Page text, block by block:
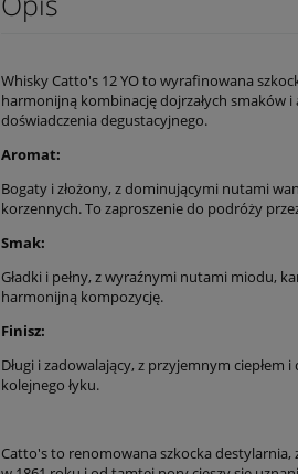
Whisky Catto's 12 YO to wyrafinowana
harmonijną kombinację dojrzałych smaków
doświadczenia degustacyjnego.
Aromat:
Bogaty i złożony, z dominującymi nutami
korzennych. To zaproszenie do podróży
Smak:
Gładki i pełny, z wyraźnymi nutami miodu,
harmonijną kompozycję.
Finisz:
Długi i zadowalający, z przyjemnym
kolejnego łyku.
Catto's to renomowana szkocka destylarnia,